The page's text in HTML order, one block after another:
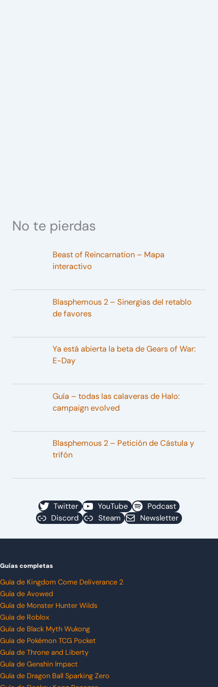
No te pierdas
Beast of Reincarnation – Mapa
interactivo
Blasphemous 2 – Sinergias del retablo
de favores
Ya está abierta la beta de Gears of War:
E-Day
Guía – todas las calaveras de Halo:
campaign evolved
Blasphemous 2 – Petición de Cástula y
trifón
Twitter YouTube
Podcast
Discord
Steam Newsletter
Guías completas
Guía de Kingdom Come Deliverance 2
Guía de Avowed
Guía de Monster Hunter Wilds
Guía de Roblox
Guía de Black Myth Wukong
Guía de Pokémon TCG Pocket
Guía de Throne and Liberty
Guía de Genshin Impact
Guía de Dragon Ball Sparking Zero